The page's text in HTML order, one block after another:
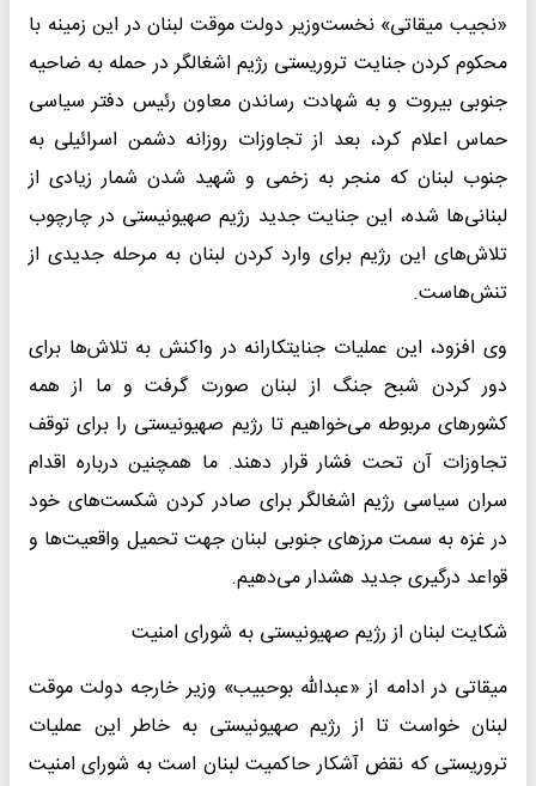
«نجیب میقاتی» نخست‌وزیر دولت موقت لبنان در این زمینه با
محکوم کردن جنایت تروریستی رژیم اشغالگر در حمله به ضاحیه
جنوبی بیروت و به شهادت رساندن معاون رئیس دفتر سیاسی
حماس اعلام کرد، بعد از تجاوزات روزانه دشمن اسرائیلی به
جنوب لبنان که منجر به زخمی و شهید شدن شمار زیادی از
لبنانی‌ها شده، این جنایت جدید رژیم صهیونیستی در چارچوب
تلاش‌های این رژیم برای وارد کردن لبنان به مرحله جدیدی از
تنش‌هاست.
وی افزود، این عملیات جنایتکارانه در واکنش به تلاش‌ها برای
دور کردن شبح جنگ از لبنان صورت گرفت و ما از همه
کشورهای مربوطه می‌خواهیم تا رژیم صهیونیستی را برای توقف
تجاوزات آن تحت فشار قرار دهند. ما همچنین درباره اقدام
سران سیاسی رژیم اشغالگر برای صادر کردن شکست‌های خود
در غزه به سمت مرزهای جنوبی لبنان جهت تحمیل واقعیت‌ها و
قواعد درگیری جدید هشدار می‌دهیم.
شکایت لبنان از رژیم صهیونیستی به شورای امنیت
میقاتی در ادامه از «عبدالله بوحبیب» وزیر خارجه دولت موقت
لبنان خواست تا از رژیم صهیونیستی به خاطر این عملیات
تروریستی که نقض آشکار حاکمیت لبنان است به شورای امنیت